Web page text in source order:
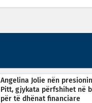
Angelina Jolie nën
Pitt, gjykata përfshihet në
për të dhënat financiare